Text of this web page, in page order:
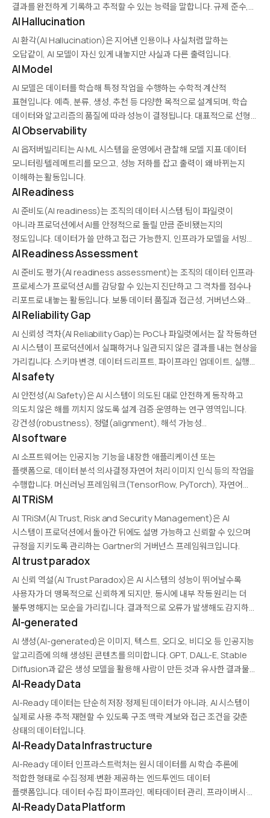
결과를 완전하게 기록하고 추적할 수 있는 능력을 말합니다. 규제 준수,
디버깅, 재현 가능성, 감사를 위해 필수적이며, 특히 금융·의료·공공
영역에서 요구 사항이 됩니다. 실행…
AI Hallucination
AI 환각(AI Hallucination)은 지어낸 인용이나 사실처럼 말하는
오답같이, AI 모델이 자신 있게 내놓지만 사실과 다른 출력입니다.
AI Model
AI 모델은 데이터를 학습해 특정 작업을 수행하는 수학적·계산적
표현입니다. 예측, 분류, 생성, 추천 등 다양한 목적으로 설계되며, 학습
데이터와 알고리즘의 품질에 따라 성능이 결정됩니다. 대표적으로 선형
회귀, 의사결정 트리, 신경망, 트랜스포머 등이 있습니다. 모델은 학습
(training), 검증(validation), 배포(deployment) 단계를 거치며,
지속적인…
AI Observability
AI 옵저버빌리티는 AI·ML 시스템을 운영에서 관찰해 모델 지표·데이터
모니터링·텔레메트리를 모으고, 성능 저하를 잡고 출력이 왜 바뀌는지
이해하는 활동입니다.
AI Readiness
AI 준비도(AI readiness)는 조직의 데이터·시스템·팀이 파일럿이
아니라 프로덕션에서 AI를 안정적으로 돌릴 만큼 준비됐는지의
정도입니다. 데이터가 쓸 만하고 접근 가능한지, 인프라가 모델을 서빙할
수 있는지, 결과를 신뢰하고 재현할 수 있는지를 아우릅니다.…
AI Readiness Assessment
AI 준비도 평가(AI readiness assessment)는 조직의 데이터·인프라·
프로세스가 프로덕션 AI를 감당할 수 있는지 진단하고 그 격차를 점수나
리포트로 내놓는 활동입니다. 보통 데이터 품질과 접근성, 거버넌스와
컴플라이언스, 기술 인프라, 팀 역량 같은…
AI Reliability Gap
AI 신뢰성 격차(AI Reliability Gap)는 PoC나 파일럿에서는 잘 작동하던
AI 시스템이 프로덕션에서 실패하거나 일관되지 않은 결과를 내는 현상을
가리킵니다. 스키마 변경, 데이터 드리프트, 파이프라인 업데이트, 실행
환경 차이 등이 원인이며, 근본 원인 파악에 수 주가 걸리기도 합니다.
실행 상태 고정,…
AI safety
AI 안전성(AI Safety)은 AI 시스템이 의도된 대로 안전하게 동작하고
의도치 않은 해를 끼치지 않도록 설계·검증·운영하는 연구 영역입니다.
강건성(robustness), 정렬(alignment), 해석 가능성
(interpretability), 가드레일(guardrails) 등이 핵심 주제이며, 특히
강력한 생성형 AI와 자율 에이전트의 확산으로 중요성이 커지고
있습니다. 기업은 레드팀 테스트, 평가 벤치마크,…
AI software
AI 소프트웨어는 인공지능 기능을 내장한 애플리케이션 또는
플랫폼으로, 데이터 분석·의사결정·자연어 처리·이미지 인식 등의 작업을
수행합니다. 머신러닝 프레임워크(TensorFlow, PyTorch), 자연어
처리 라이브러리(NLTK, spaCy), MLOps 플랫폼 등 다양한 형태로
제공됩니다. 기업은 AI 소프트웨어를 활용해 고객 서비스 자동화, 예측
분석, 콘텐츠 생성, 보안…
AI TRiSM
AI TRiSM(AI Trust, Risk and Security Management)은 AI
시스템이 프로덕션에서 돌아간 뒤에도 설명 가능하고 신뢰할 수 있으며
규정을 지키도록 관리하는 Gartner의 거버넌스 프레임워크입니다.
AI trust paradox
AI 신뢰 역설(AI Trust Paradox)은 AI 시스템의 성능이 뛰어날수록
사용자가 더 맹목적으로 신뢰하게 되지만, 동시에 내부 작동 원리는 더
불투명해지는 모순을 가리킵니다. 결과적으로 오류가 발생해도 감지하기
어려워지고, 책임 소재도 모호해집니다. 이 역설을 해결하려면 설명
가능한 AI(XAI), 감사 가능한 실행 추적,…
AI-generated
AI 생성(AI-generated)은 이미지, 텍스트, 오디오, 비디오 등 인공지능
알고리즘에 의해 생성된 콘텐츠를 의미합니다. GPT, DALL-E, Stable
Diffusion과 같은 생성 모델을 활용해 사람이 만든 것과 유사한 결과물을
자동으로 생성합니다. 광고, 미디어, 게임, 디자인 등 다양한 분야에서
콘텐츠 제작 비용과 시간을 대폭…
AI-Ready Data
AI-Ready 데이터는 단순히 저장·정제된 데이터가 아니라, AI 시스템이
실제로 사용·추적·재현할 수 있도록 구조·맥락·계보와 접근 조건을 갖춘
상태의 데이터입니다.
AI-Ready Data Infrastructure
AI-Ready 데이터 인프라스트럭처는 원시 데이터를 AI 학습·추론에
적합한 형태로 수집·정제·변환·제공하는 엔드투엔드 데이터
플랫폼입니다. 데이터 수집 파이프라인, 메타데이터 관리, 프라이버시·
규정 준수 계층, 실행 상태 추적, 합성 데이터 생성, 거버넌스 등을
AI-Ready Data Platform